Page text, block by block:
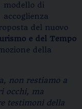
modello di
accoglienza
del nuovo
e del Tempo
della
non restiamo a
occhi, ma
testimoni della